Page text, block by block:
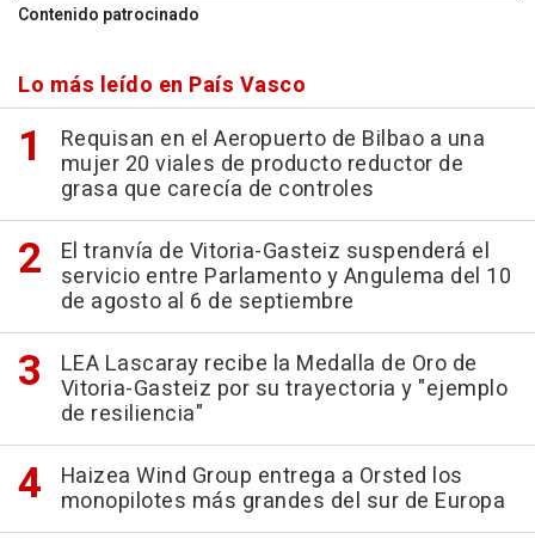
Contenido patrocinado
Lo más leído en País Vasco
Requisan en el Aeropuerto de Bilbao a una
mujer 20 viales de producto reductor de
grasa que carecía de controles
El tranvía de Vitoria-Gasteiz suspenderá el
servicio entre Parlamento y Angulema del 10
de agosto al 6 de septiembre
LEA Lascaray recibe la Medalla de Oro de
Vitoria-Gasteiz por su trayectoria y "ejemplo
de resiliencia"
Haizea Wind Group entrega a Orsted los
monopilotes más grandes del sur de Europa